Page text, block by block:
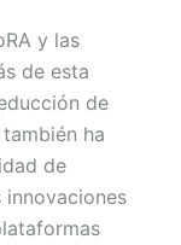
y las
de esta
de
ha
de
innovaciones